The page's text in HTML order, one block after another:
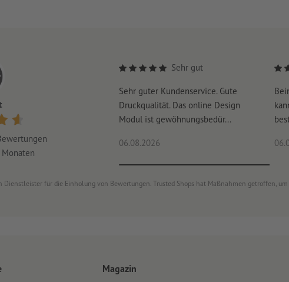
Sehr gut
Sehr guter Kundenservice. Gute
Druckqualität. Das online Design
Modul ist gewöhnungsbedür...
06.08.2026
Dienstleister für die Einholung von Bewertungen. Trusted Shops hat Maßnahmen getroffen,
Magazin